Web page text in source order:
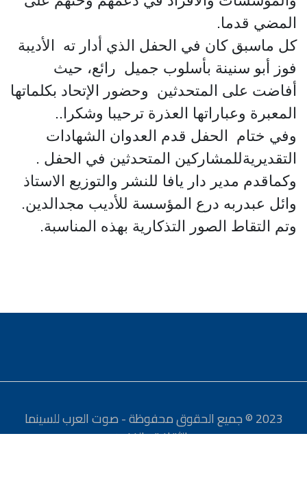
المضي قدما.
كل ماسبق كان في الحفل الذي أدار ته الأديبة
فوز أبو سنينة بأسلوب جميل رائع، حيث
أفاضت على المتحدثين وحضور الإتحاد بكلماتها
المعبرة وعباراتها العذرة ترحيبا وشكرا..
وفي ختام الحفل قدم العدوان الشهادات
التقديريةللمشاركين المتحدثين في الحفل .
وكماقدم مدير دار يافا للنشر والتوزيع الاستاذ
وائل عبدربه درع المؤسسة للأديب مجدالدين.
وتم التقاط الصور التذكارية بهذه المناسبة.
2023 © جميع الحقوق محفوظة - صوت العرب للسينما
والثقافة والفنون